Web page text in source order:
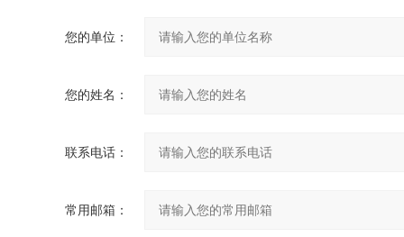
您的单位：
您的姓名：
联系电话：
常用邮箱：